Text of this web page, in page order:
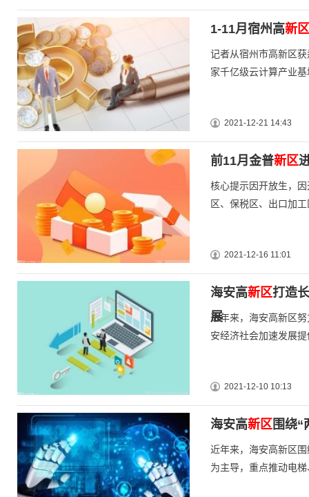
1-11月宿州高新区
记者从宿州市高新区
家千亿级云计算产业
2021-12-21 14:43
前11月金普新区
核心提示因开放生，
区、保税区、出口加
2021-12-16 11:01
海安高新区打造
展
近年来，海安高新区
安经济社会加速发展
2021-12-10 10:13
海安高新区围绕“
近年来，海安高新区
为主导，重点推动电